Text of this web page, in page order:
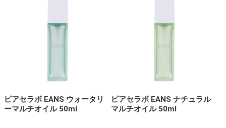
ピアセラボ EANS ウォータリ
ーマルチオイル 50ml
ピアセラボ EANS ナチュラル
マルチオイル 50ml